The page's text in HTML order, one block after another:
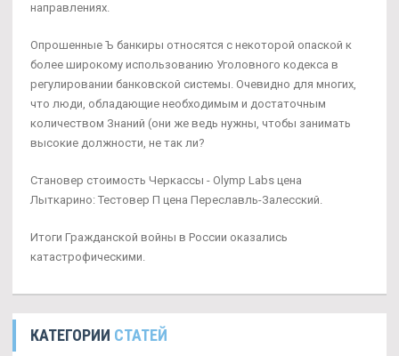
направлениях.
Опрошенные Ъ банкиры относятся с некоторой опаской к
более широкому использованию Уголовного кодекса в
регулировании банковской системы. Очевидно для многих,
что люди, обладающие необходимым и достаточным
количеством Знаний (они же ведь нужны, чтобы занимать
высокие должности, не так ли?
Становер стоимость Черкассы - Olymp Labs цена
Лыткарино: Тестовер П цена Переславль-Залесский.
Итоги Гражданской войны в России оказались
катастрофическими.
КАТЕГОРИИ СТАТЕЙ